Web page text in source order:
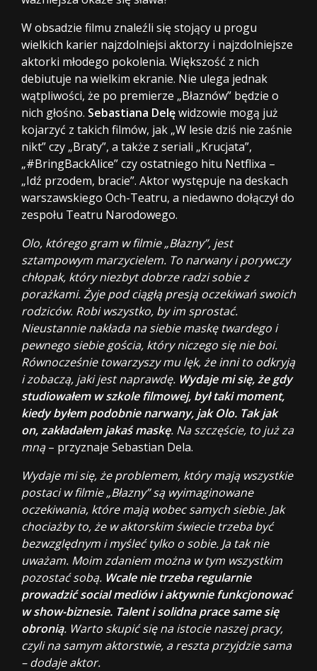
W obsadzie filmu znaleźli się stojący u progu
wielkich karier najzdolniejsi aktorzy i najzdolniejsze
aktorki młodego pokolenia. Większość z nich
debiutuje na wielkim ekranie. Nie ulega jednak
wątpliwości, że po premierze „Błaznów” będzie o
nich głośno. Sebastiana Delęwidzowie mogą już
kojarzyć z takich filmów, jak „W lesie dziś nie zaśnie
nikt” czy „Braty”, a także z seriali „Krucjata”,
„#BringBackAlice” czy ostatniego hitu Netflixa –
„Idź przodem, bracie”. Aktor występuje na deskach
warszawskiego Och-Teatru, a niedawno dołączył do
zespołu Teatru Narodowego.
Olo, którego gram w filmie „Błazny”, jest
sztampowym marzycielem. To narwany i porywczy
chłopak, który niezbyt dobrze radzi sobie z
porażkami. Żyje pod ciągłą presją oczekiwań swoich
rodziców. Robi wszystko, by im sprostać.
Nieustannie nakłada na siebie maskę twardego i
pewnego siebie gościa, który niczego się nie boi.
Równocześnie towarzyszy mu lęk, że inni to odkryją
i zobaczą, jaki jest naprawdę. Wydaje mi się, że gdy
studiowałem w szkole filmowej, był taki moment,
kiedy byłem podobnie narwany, jak Olo. Tak jak
on, zakładałem jakaś maskę. Na szczęście, to już za
mną– przyznaje Sebastian Dela.
Wydaje mi się, że problemem, który mają wszystkie
postaci w filmie „Błazny” są wyimaginowane
oczekiwania, które mają wobec samych siebie. Jak
chociażby to, że w aktorskim świecie trzeba być
bezwzględnym i myśleć tylko o sobie. Ja tak nie
uważam. Moim zdaniem można w tym wszystkim
pozostać sobą. Wcale nie trzeba regularnie
prowadzić social mediów i aktywnie funkcjonować
w show-biznesie. Talent i solidna prace same się
obronią. Warto skupić się na istocie naszej pracy,
czyli na samym aktorstwie, a reszta przyjdzie sama
– dodaje aktor.